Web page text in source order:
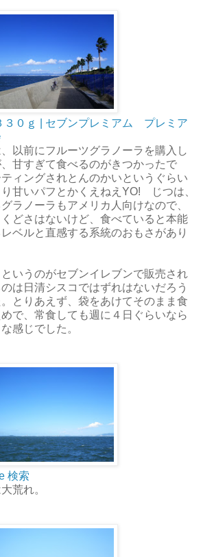
０ｇ | セブンプレミアム プレミア
以前にフルーツグラノーラを購入し
甘すぎて食べるのがきつかったで
ィングされとんのかいというぐらい
甘いパフとかくえねえYO! じつは、
ラノーラもアメリカ人向けなので、
どさはないけど、食べていると本能
ベルと直感する系統のおもさがあり
いうのがセブンイレブンで販売され
は日清シスコではずれはないだろう
とりあえず、袋をあけてそのまま食
で、常食しても週に４日ぐらいなら
感じでした。
検索
荒れ。